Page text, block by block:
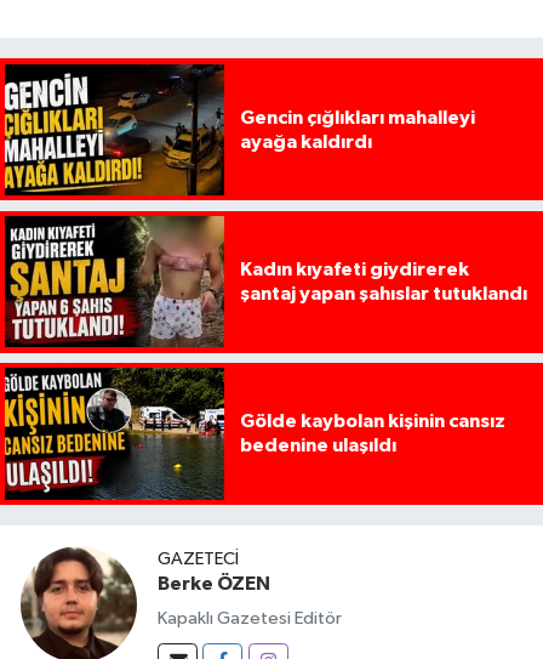
Gencin çığlıkları mahalleyi
ayağa kaldırdı
Kadın kıyafeti giydirerek
şantaj yapan şahıslar tutuklandı
Gölde kaybolan kişinin cansız
bedenine ulaşıldı
GAZETECI
Berke ÖZEN
Kapaklı Gazetesi Editör